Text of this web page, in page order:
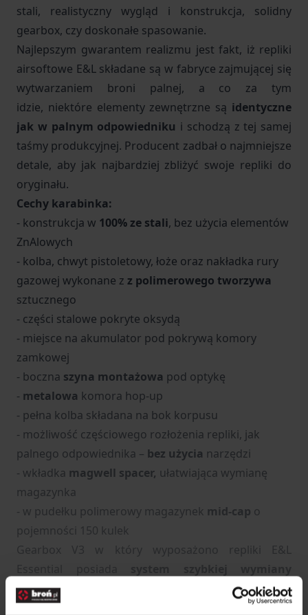
stali, realistyczny wygląd i konstrukcja, solidny
gearbox, czy doskonałe spasowanie.
Najlepszym gwarantem realizmu jest fakt, iż repliki
airsoftowe E&L składane są w fabryce zajmującej się
wytwarzaniem broni palnej, a co za tym
idzie, niektóre elementy zewnętrzne są identyczne
jak w palnym odpowiedniku i schodzą z tej samej
taśmy produkcyjnej. Producent zadbał o najmniejsze
detale, aby jak najbardziej zbliżyć swoje repliki do
oryginału.
Cechy karabinka:
- konstrukcja w 100% ze stali, bez użycia elementów
ZnAlowych
- kolba, chwyt pistoletowy, łoże oraz nakładka rury
gazowej wykonane z z polimerowego tworzywa
sztucznego
- części stalowe pokryte oksydą
- miejsce na akumulator pod pokrywą komory
zamkowej
- boczna szyna montażowa pod optykę
- metalowa komora hop-up
- pełna kolba składana na bok korpusu
- możliwość częściowego rozłożenia repliki, jak
palnego odpowiednika – bez użycia narzędzi
- wkładka magwell spacer, ułatwiająca wymianę
magazynka
- w pudełku polimerowy magazynek mid-cap o
pojemności 150 kulek
Gearbox V3 w który wyposażono repliki E&L
sprężyny
, a w środku znajdziemy takie podzespoły
jak: